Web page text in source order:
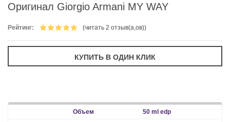
Оригинал Giorgio Armani MY WAY
Рейтинг: (читать 2 отзыв(а,ов))
50 ml edp